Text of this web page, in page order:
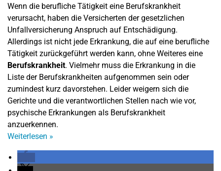
Wenn die berufliche Tätigkeit eine Berufskrankheit
verursacht, haben die Versicherten der gesetzlichen
Unfallversicherung Anspruch auf Entschädigung.
Allerdings ist nicht jede Erkrankung, die auf eine berufliche
Tätigkeit zurückgeführt werden kann, ohne Weiteres eine
Berufskrankheit. Vielmehr muss die Erkrankung in die
Liste der Berufskrankheiten aufgenommen sein oder
zumindest kurz davorstehen. Leider weigern sich die
Gerichte und die verantwortlichen Stellen nach wie vor,
psychische Erkrankungen als Berufskrankheit
anzuerkennen.
Weiterlesen »